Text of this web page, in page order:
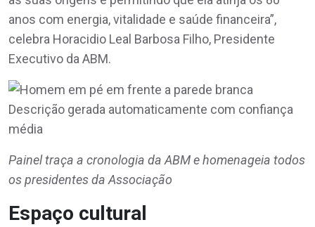
anos com energia, vitalidade e saúde financeira”,
celebra Horacidio Leal Barbosa Filho, Presidente
Executivo da ABM.
Painel traça a cronologia da ABM e homenageia todos
os presidentes da Associação
Espaço cultural